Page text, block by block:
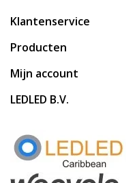
Klantenservice
Producten
Mijn account
LEDLED B.V.